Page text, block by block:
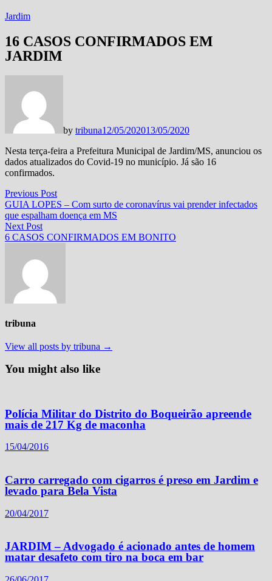
Jardim
16 CASOS CONFIRMADOS EM
JARDIM
by tribuna12/05/202013/05/2020
Nesta terça-feira a Prefeitura Municipal de Jardim/MS, anunciou os
dados atualizados do Covid-19 no município. Já são 16
confirmados.
Navegação
de
Post
Previous PostPrevious
post:
GUIA LOPES – Com surto de coronavírus vai prender infectados
que espalham doença em MS
Next PostNext
post:
6 CASOS CONFIRMADOS EM BONITO
tribuna
View all posts by tribuna →
You might also like
Polícia Militar do Distrito do Boqueirão apreende
mais de 217 Kg de maconha
15/04/2016
Carro carregado com cigarros é preso em Jardim e
levado para Bela Vista
20/04/2017
JARDIM – Advogado é acionado antes de homem
matar desafeto com tiro na boca em bar